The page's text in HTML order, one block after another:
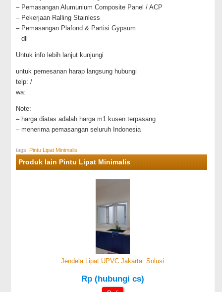
– Pemasangan Alumunium Composite Panel / ACP
– Pekerjaan Ralling Stainless
– Pemasangan Plafond & Partisi Gypsum
– dll
Untuk info lebih lanjut kunjungi
untuk pemesanan harap langsung hubungi
telp: /
wa:
Note:
– harga diatas adalah harga m1 kusen terpasang
– menerima pemasangan seluruh Indonesia
tags:Pintu Lipat Minimalis
Produk lain Pintu Lipat Minimalis
Jendela Lipat UPVC Jakarta: Solusi
Rp (hubungi cs)